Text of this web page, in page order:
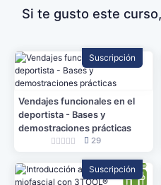
Si te gusto este
Suscripción
Vendajes funcionales en el
deportista - Bases y
demostraciones prácticas
29
Suscripción